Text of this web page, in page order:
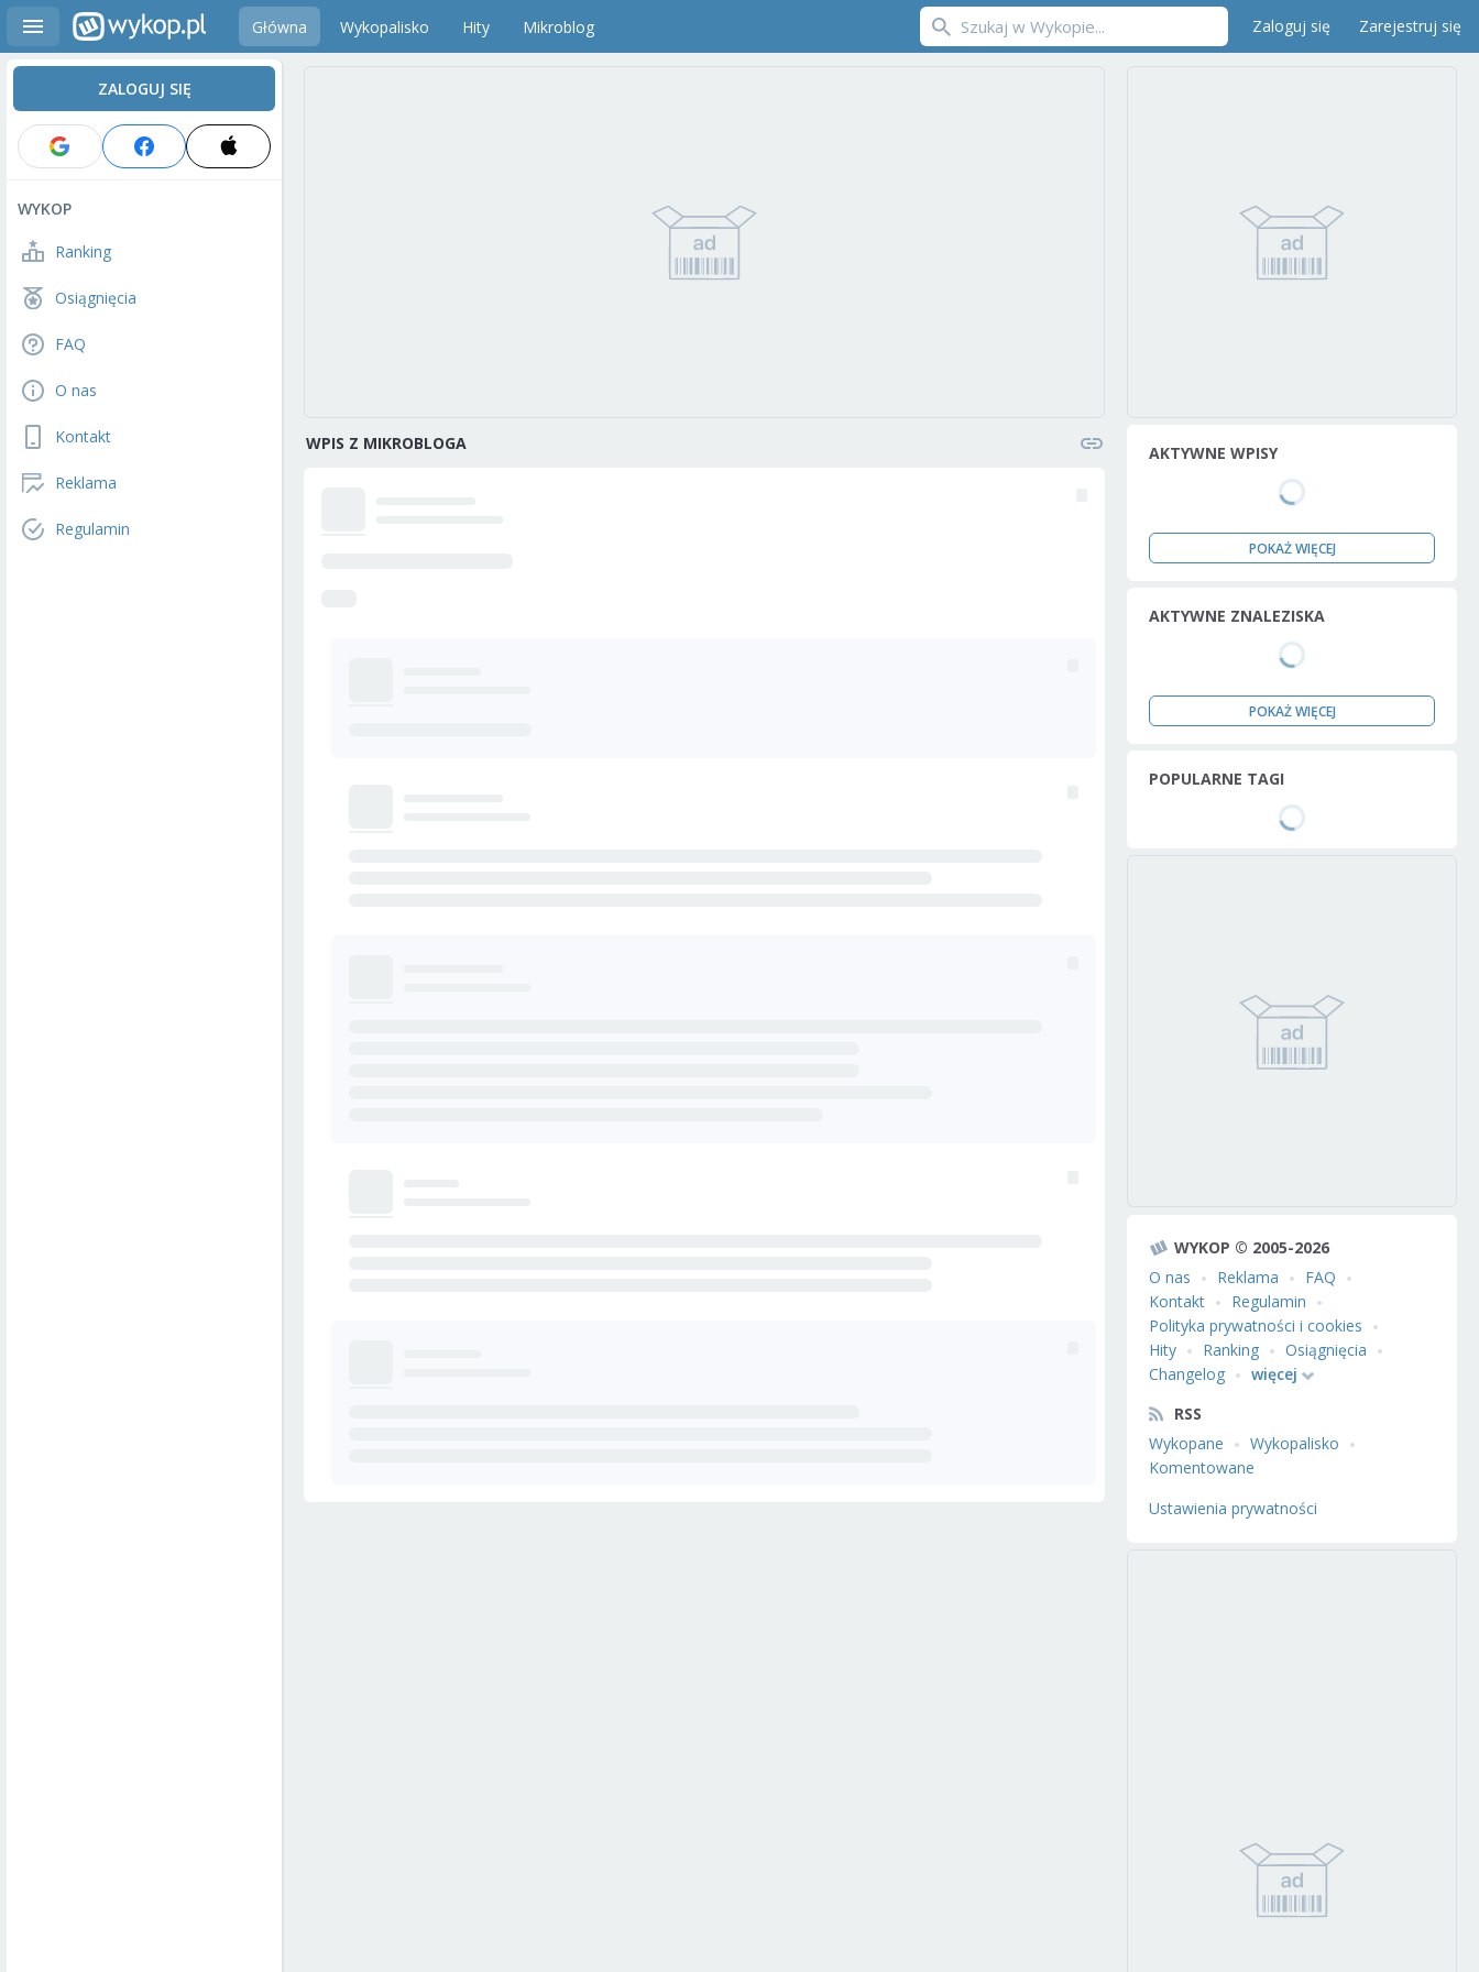
Główna Wykopalisko Hity Mikroblog Zaloguj się Zarejestruj się
ZALOGUJ SIĘ
WYKOP
Ranking
Osiągnięcia
FAQ
O nas
Kontakt
Reklama
Regulamin
WPIS Z MIKROBLOGA AKTYWNE WPISY
POKAŻ WIĘCEJ
AKTYWNE ZNALEZISKA
POKAŻ WIĘCEJ
POPULARNE TAGI
WYKOP © 2005-2026
O nas
Reklama
FAQ
Kontakt
Regulamin
Polityka prywatności i cookies
Hity
Ranking
Osiągnięcia
Changelog
więcej
RSS
Wykopane
Wykopalisko
Komentowane
Ustawienia prywatności